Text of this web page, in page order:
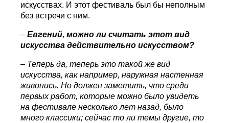
искусствах. И этот фестиваль был бы неполным
без встречи с ним.
–Евгений, можно ли считать этот вид
искусства действительно искусством?
– Теперь да, теперь это такой же вид
искусства, как например, наружная настенная
живопись. Но должен заметить, что среди
первых работ, которые можно было увидеть
на фестивале несколько лет назад, было
много классики; сейчас то ли темы другие, то